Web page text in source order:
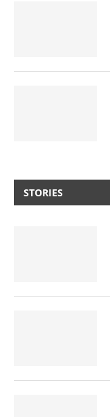
STORIES